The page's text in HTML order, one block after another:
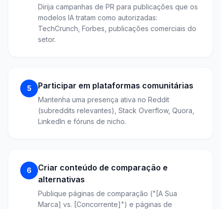
Dirija campanhas de PR para publicações que os
modelos IA tratam como autorizadas:
TechCrunch, Forbes, publicações comerciais do
setor.
5 Participar em plataformas comunitárias
Mantenha uma presença ativa no Reddit
(subreddits relevantes), Stack Overflow, Quora,
LinkedIn e fóruns de nicho.
6
Criar conteúdo de comparação e
alternativas
Publique páginas de comparação ("[A Sua
Marca] vs. [Concorrente]") e páginas de